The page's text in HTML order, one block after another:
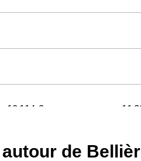
10 114 € 11
de